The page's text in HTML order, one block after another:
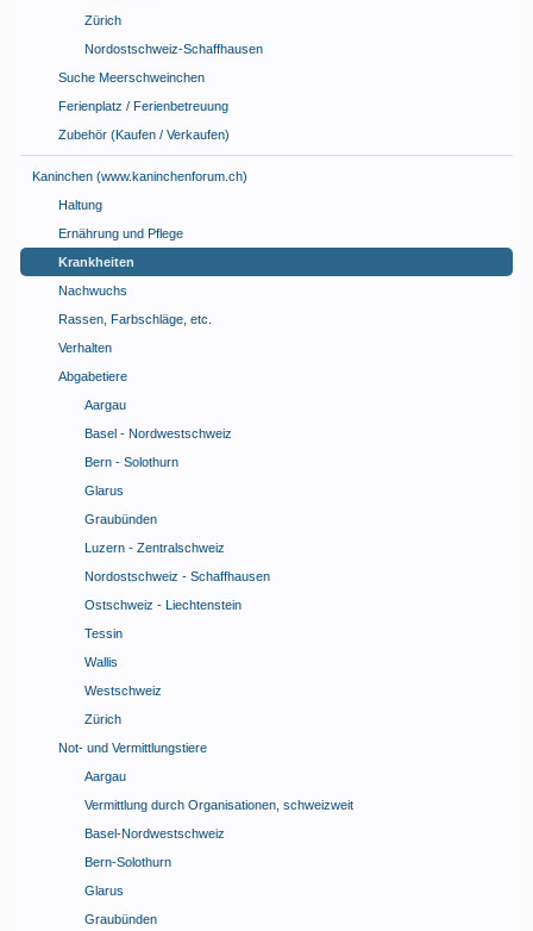
Zürich
Nordostschweiz-Schaffhausen
Suche Meerschweinchen
Ferienplatz / Ferienbetreuung
Zubehör (Kaufen / Verkaufen)
Kaninchen (www.kaninchenforum.ch)
Haltung
Ernährung und Pflege
Krankheiten
Nachwuchs
Rassen, Farbschläge, etc.
Verhalten
Abgabetiere
Aargau
Basel - Nordwestschweiz
Bern - Solothurn
Glarus
Graubünden
Luzern - Zentralschweiz
Nordostschweiz - Schaffhausen
Ostschweiz - Liechtenstein
Tessin
Wallis
Westschweiz
Zürich
Not- und Vermittlungstiere
Aargau
Vermittlung durch Organisationen, schweizweit
Basel-Nordwestschweiz
Bern-Solothurn
Glarus
Graubünden